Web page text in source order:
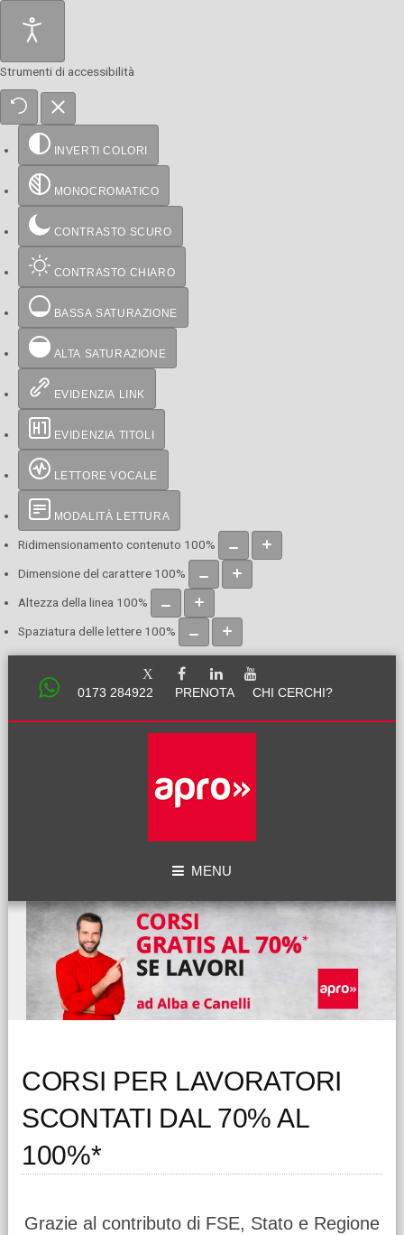
Strumenti di accessibilità
INVERTI COLORI
MONOCROMATICO
CONTRASTO SCURO
CONTRASTO CHIARO
BASSA SATURAZIONE
ALTA SATURAZIONE
EVIDENZIA LINK
EVIDENZIA TITOLI
LETTORE VOCALE
MODALITÀ LETTURA
Ridimensionamento contenuto 100%
Dimensione del carattere 100%
Altezza della linea 100%
Spaziatura delle lettere 100%
0173 284922 PRENOTA CHI CERCHI?
MENU
CORSI PER LAVORATORI
SCONTATI DAL 70% AL
100%*
Grazie al contributo di FSE, Stato e Regione